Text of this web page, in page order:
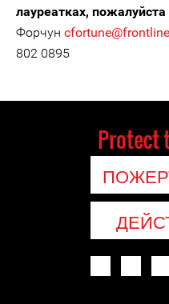
лауреатках,
Форчун
802 0895
Protect